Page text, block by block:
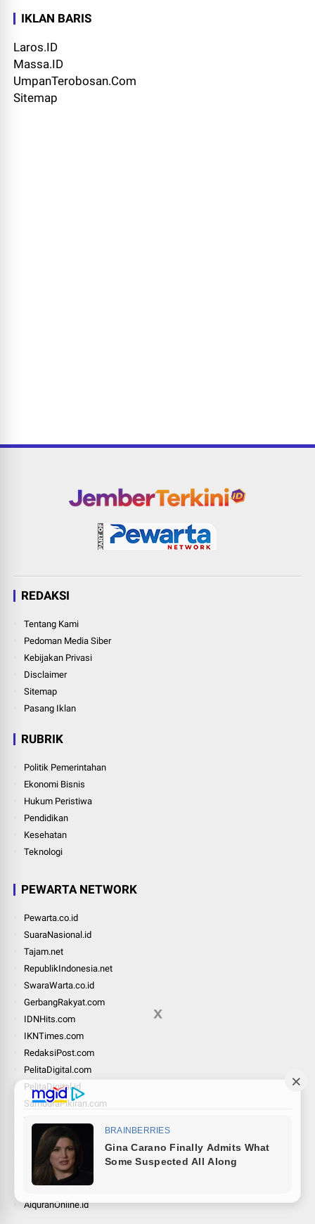
IKLAN BARIS
Laros.ID
Massa.ID
UmpanTerobosan.Com
Sitemap
REDAKSI
Tentang Kami
Pedoman Media Siber
Kebijakan Privasi
Disclaimer
Sitemap
Pasang Iklan
RUBRIK
Politik Pemerintahan
Ekonomi Bisnis
Hukum Peristiwa
Pendidikan
Kesehatan
Teknologi
PEWARTA NETWORK
Pewarta.co.id
SuaraNasional.id
Tajam.net
RepublikIndonesia.net
SwaraWarta.co.id
GerbangRakyat.com
IDNHits.com
IKNTimes.com
RedaksiPost.com
PelitaDigital.com
PelitaDigital.id
SamudraPikiran.com
KalimantanKini.com
PakarInfo.co.id
JadiProfesional.com
Nexzine.id
AlquranOnline.id